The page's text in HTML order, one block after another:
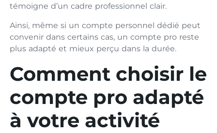
témoigne d’un cadre professionnel clair.
Ainsi, même si un compte personnel dédié peut
convenir dans certains cas, un compte pro reste
plus adapté et mieux perçu dans la durée.
Comment choisir le
compte pro adapté
à votre activité